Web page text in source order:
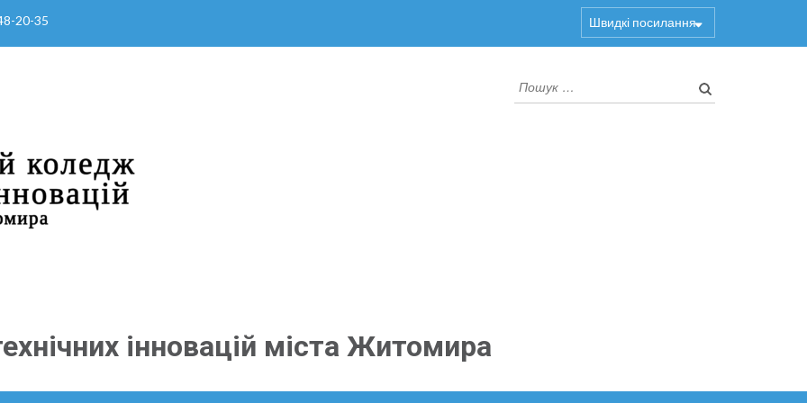
20-35 Швидкі посилання
інновацій міста Житомира
Пошук: